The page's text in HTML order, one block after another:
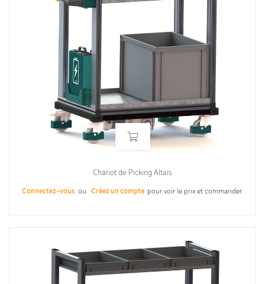
Chariot de Picking Altais
Connectez-vous ou Créez un compte pour voir le prix et commander.